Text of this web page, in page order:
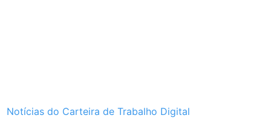
Notícias do Carteira de Trabalho Digital